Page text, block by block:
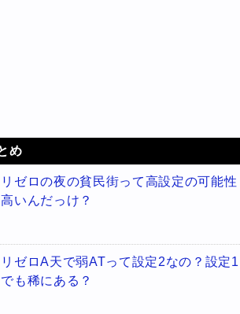
め
リゼロの夜の貧民街って高設定の可能性
高いんだっけ？
リゼロA天で弱ATって設定2なの？設定1
でも稀にある？